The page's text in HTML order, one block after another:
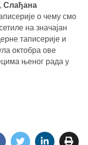
, Слађана
о чему смо
на значајан
таписерије и
октобра ове
њеног рада у